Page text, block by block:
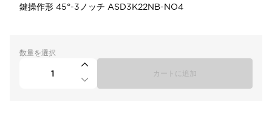
鍵操作形 45°-3ノッチ ASD3K22NB-NO4
数量を選択
カートに追加